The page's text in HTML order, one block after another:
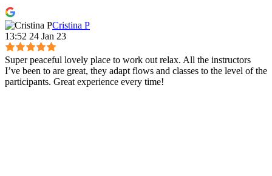
Cristina P
13:52 24 Jan 23
Super peaceful lovely place to work out relax. All the instructors
I’ve been to are great, they adapt flows and classes to the level of the
participants. Great experience every time!